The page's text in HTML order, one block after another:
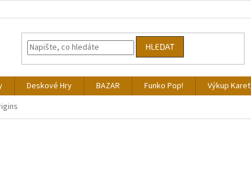
HLEDAT
Deskové Hry BAZAR Funko Pop!
Výkup Karet